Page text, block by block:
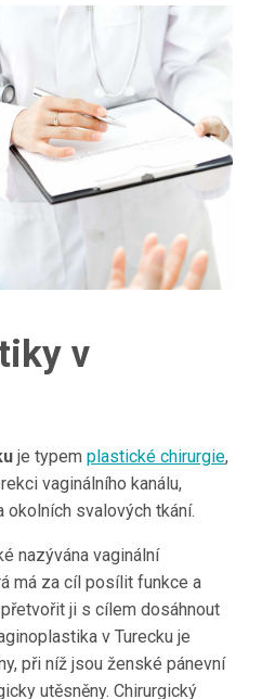
v
je typem plastické chirurgie,
vaginálního kanálu,
okolních svalových tkání.
nazývána vaginální
má za cíl posílit funkce a
ji s cílem dosáhnout
v Turecku je
při níž jsou ženské pánevní
utěsněny. Chirurgický